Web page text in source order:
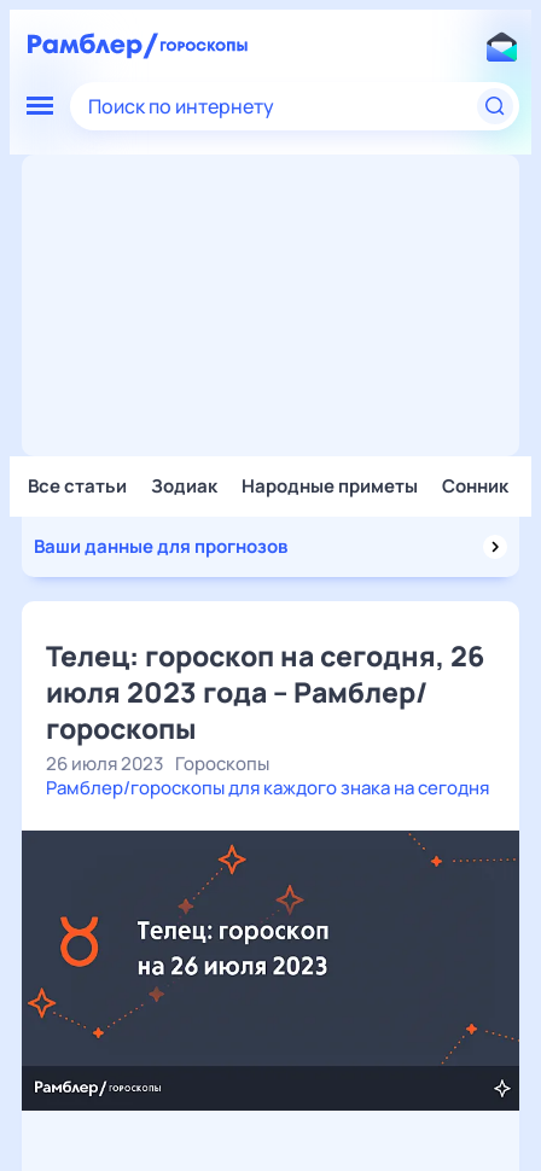
Поиск по интернету
Все статьи Зодиак Народные приметы Сонник
Ваши данные для прогнозов
Телец: гороскоп на сегодня, 26
июля 2023 года – Рамблер/
гороскопы
26 июля 2023 Гороскопы
Рамблер/гороскопы для каждого знака на сегодня